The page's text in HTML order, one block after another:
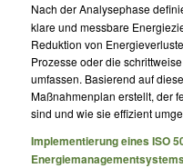
Nach der Analysephase
klare und messbare
Reduktion von
Prozesse oder die
umfassen. Basierend auf
Maßnahmenplan erstellt, der
sind und wie sie effizient
Implementierung eines ISO